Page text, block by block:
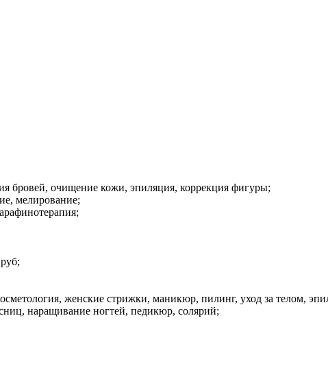
бровей, очищение кожи, эпиляция, коррекция фигуры;
мелирование;
женские стрижки, маникюр, пилинг, уход за телом,
наращивание ногтей, педикюр, солярий;